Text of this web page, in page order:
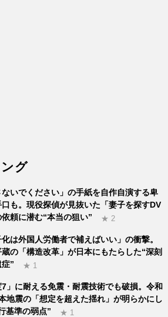
グ
ないでください」の手紙を自作自演する卑
も。現役探偵が見抜いた「妻子を探すDV
依頼に潜む“本当の狙い”
★ 2
化は外国人労働者で補えばいい」の衝撃。
の「構造改革」が日本にもたらした“深刻
”
★ 1
7」に耐える免震・耐震技術でも破損。令和
地震の「想定を超えた揺れ」が明らかにし
基準の弱点”
★ 1